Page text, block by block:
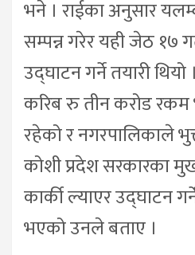
भने । राईका अनुसार
सम्पन्न गरेर यही जेठ १७
उद्घाटन गर्ने तयारी
करिब रु तीन करोड रकम
रहेको र नगरपालिकाले
कोशी प्रदेश सरकारका
कार्की ल्याएर उद्घाटन
भएको उनले बताए ।